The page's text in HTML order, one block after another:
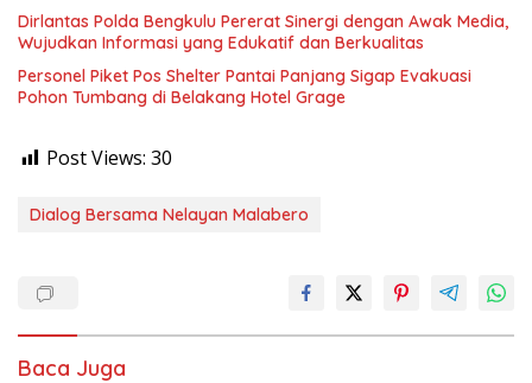
Dirlantas Polda Bengkulu Pererat Sinergi dengan Awak Media,
Wujudkan Informasi yang Edukatif dan Berkualitas
Personel Piket Pos Shelter Pantai Panjang Sigap Evakuasi
Pohon Tumbang di Belakang Hotel Grage
Post Views: 30
Dialog Bersama Nelayan Malabero
Baca Juga